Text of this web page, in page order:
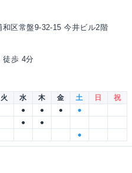
区常盤9-32-15 今井ビル2階
徒歩 4分
火 水 木 金 土 日
祝
● ● ●
●
●
●
●